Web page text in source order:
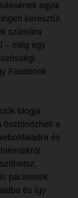
egyik
keresztül,
számára
– még egy
Facebook
blogja
ösztönözheti a
és
páciensek
és így